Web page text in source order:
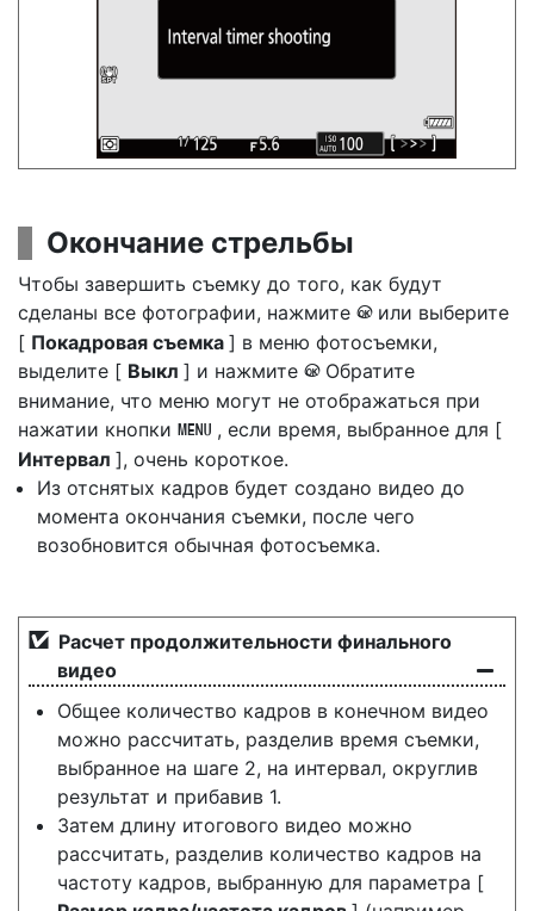
Окончание стрельбы
Чтобы завершить съемку до того, как будут
сделаны все фотографии, нажмите J или выберите
[ Покадровая съемка ] в меню фотосъемки,
выделите [ Выкл ] и нажмите J Обратите
внимание, что меню могут не отображаться при
нажатии кнопки G , если время, выбранное для [
Интервал ], очень короткое.
Из отснятых кадров будет создано видео до
момента окончания съемки, после чего
возобновится обычная фотосъемка.
Расчет продолжительности финального
видео
Общее количество кадров в конечном видео
можно рассчитать, разделив время съемки,
выбранное на шаге 2, на интервал, округлив
результат и прибавив 1.
Затем длину итогового видео можно
рассчитать, разделив количество кадров на
частоту кадров, выбранную для параметра [